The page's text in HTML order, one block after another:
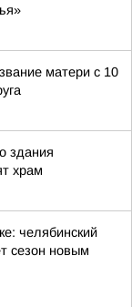
матери с 10
здания
храм
челябинский
сезон новым